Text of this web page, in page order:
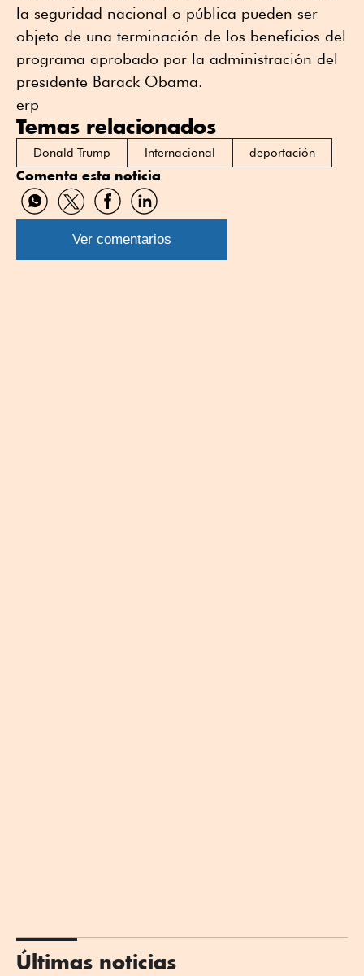
la seguridad nacional o pública pueden ser
objeto de una terminación de los beneficios del
programa aprobado por la administración del
presidente Barack Obama.
erp
Temas relacionados
Donald Trump Internacional deportación
Comenta esta noticia
Compartir
por
WhatsApp
Compartir
por
Twitter
Compartir
por
Facebook
Compartir
por
Linkedin
Ver comentarios
Últimas noticias